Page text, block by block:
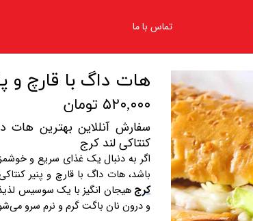
تماس با ما
هات داگ با قارچ و
۵۲۰,۰۰۰ تومان
سفارش آنللاین بهترین هات
کنتاکی لند کرج
اگر به دنبال یک غذای سریع و
باشد، هات داگ با قارچ و پنیر
کرج هیجان انگیز با یک سوسیس لذیذ
و درون نان باگت گرم و نرم سرو